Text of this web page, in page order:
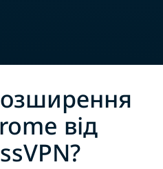
від